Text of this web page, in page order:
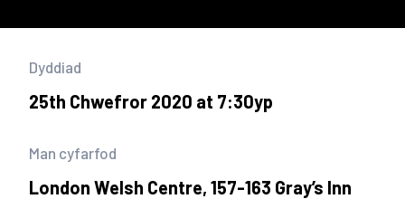
Dyddiad
25th Chwefror 2020 at 7:30yp
Man cyfarfod
London Welsh Centre, 157-163 Gray’s Inn